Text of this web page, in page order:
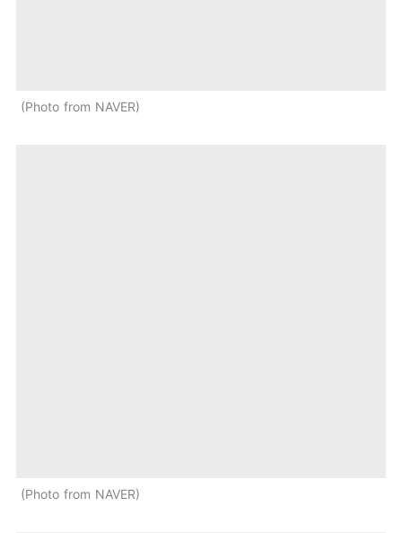
Photo from NAVER
Photo from NAVER